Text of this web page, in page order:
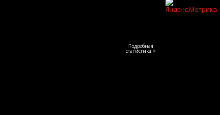
Подробная
статистика >